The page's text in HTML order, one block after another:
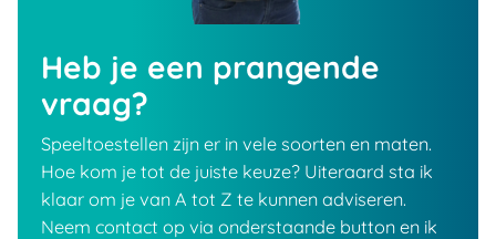
Heb je een prangende
vraag?
Speeltoestellen zijn er in vele soorten en maten.
Hoe kom je tot de juiste keuze? Uiteraard sta ik
klaar om je van A tot Z te kunnen adviseren.
Neem contact op via onderstaande button en ik